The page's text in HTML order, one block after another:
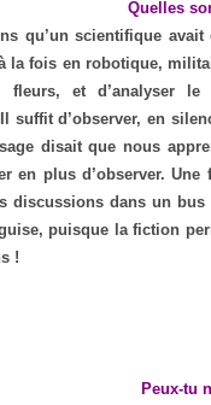
Quelles
qu’un scientifique
la fois en robotique,
fleurs, et d’analyser
suffit d’observer, en
disait que nous
en plus d’observer.
discussions dans un
puisque la fiction
!
Peux-tu